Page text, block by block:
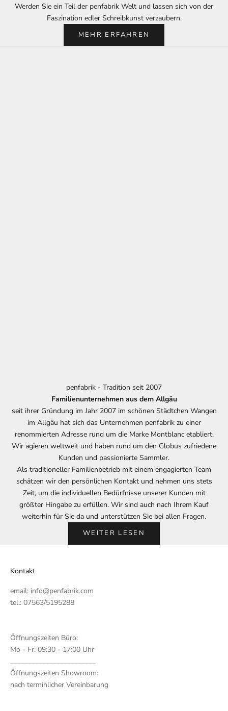
Werden Sie ein Teil der penfabrik Welt und lassen sich von der
Faszination edler Schreibkunst verzaubern.
MEHR ERFAHREN
penfabrik - Tradition seit 2007
Familienunternehmen aus dem Allgäu
seit ihrer Gründung im Jahr 2007 im schönen Städtchen Wangen
im Allgäu hat sich das Unternehmen penfabrik zu einer
renommierten Adresse rund um die Marke Montblanc etabliert.
Wir agieren weltweit und haben rund um den Globus zufriedene
Kunden und passionierte Sammler.
Als traditioneller Familienbetrieb mit einem engagierten Team
schätzen wir den persönlichen Kontakt und nehmen uns stets
Zeit, um die individuellen Bedürfnisse unserer Kunden mit
größter Hingabe zu erfüllen. Wir sind auch nach Ihrem Kauf
weiterhin für Sie da und unterstützen Sie bei allen Fragen.
WEITER LESEN
Kontakt
email: info@penfabrik.com
tel.: 07563/5195288
Öffnungszeiten Büro:
Mo - Fr. 09:30 - 17:00 Uhr
Öffnungszeiten Showroom:
nach terminlicher Vereinbarung